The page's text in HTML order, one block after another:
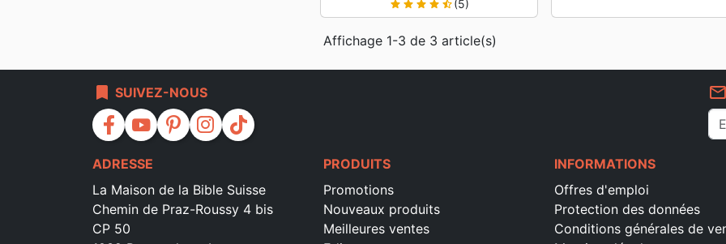
star star star star star_half(5)
Affichage 1-3 de 3 article(s)
bookmark SUIVEZ-NOUS
facebook youtube pinterest instagram tiktok
mail_outline
ADRESSE
La Maison de la Bible Suisse
Chemin de Praz-Roussy 4 bis
CP 50
PRODUITS
Promotions
Nouveaux produits
Meilleures ventes
INFORMATIONS
Offres d'emploi
Protection des données
Conditions générales de